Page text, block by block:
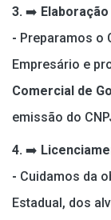
3. ➡️
- Preparamos o
Empresário e
Comercial de
emissão do
4. ➡️
- Cuidamos da
Estadual, dos